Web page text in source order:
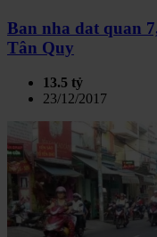
Ban nha dat quan
Tân Quy
13.5 tỷ
23/12/2017